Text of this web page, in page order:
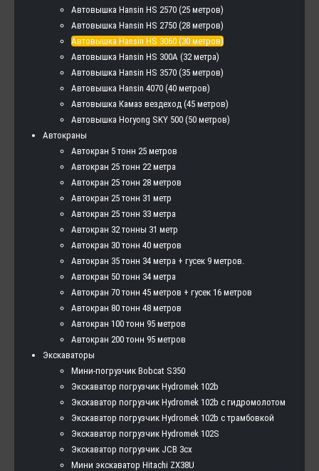
Автовышка Hansin HS 2570 (25 метров)
Автовышка Hansin HS 2750 (28 метров)
Автовышка Hansin HS 3060 (30 метров)
Автовышка Hansin HS 300А (32 метра)
Автовышка Hansin HS 3570 (35 метров)
Автовышка Hansin 4070 (40 метров)
Автовышка Камаз вездеход (45 метров)
Автовышка Horyong SKY 500 (50 метров)
Автокраны
Автокран 5 тонн 25 метров
Автокран 25 тонн 22 метра
Автокран 25 тонн 28 метров
Автокран 25 тонн 31 метр
Автокран 25 тонн 33 метра
Автокран 32 тонны 31 метр
Автокран 30 тонн 40 метров
Автокран 35 тонн 34 метра + гусек 9 метров.
Автокран 50 тонн 34 метра
Автокран 70 тонн 45 метров + гусек 16 метров
Автокран 80 тонн 48 метров
Автокран 100 тонн 95 метров
Автокран 200 тонн 95 метров
Экскаваторы
Мини-погрузчик Bobcat S350
Экскаватор погрузчик Hydromek 102b
Экскаватор погрузчик Hydromek 102b с гидромолотом
Экскаватор погрузчик Hydromek 102b с трамбовкой
Экскаватор погрузчик Hydromek 102S
Экскаватор погрузчик JCB 3cx
Мини экскаватор Hitachi ZX38U